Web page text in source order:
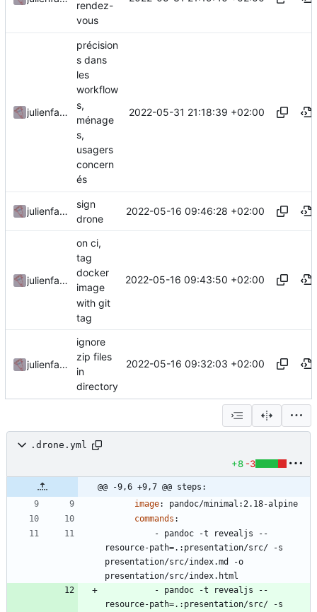
rendez-
vous
julienfastre
précision
s dans
les
workflow
s,
ménage
s,
usagers
concern
és
2022-05-31 21:18:39 +02:00
julienfastre
sign
drone
2022-05-16 09:46:28 +02:00
julienfastre
on ci,
tag
docker
image
with git
tag
2022-05-16 09:43:50 +02:00
julienfastre
ignore
zip files
in
directory
2022-05-16 09:32:03 +02:00
.drone.yml
+8 -3
@@ -9,6 +9,7 @@ steps:
image:
pandoc/minimal:2.18-alpine
commands :
- pandoc -t revealjs --
resource-path=.:presentation/src/ -s
presentation/src/index.md -o
presentation/src/index.html
- pandoc -t revealjs --
resource-path=.:presentation/src/ -s